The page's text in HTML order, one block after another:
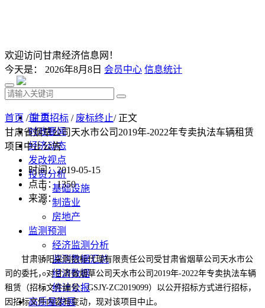
欢迎访问甘肃经济信息网！
今天是： 2026年8月8日 会员中心 信息统计
首 页
时政要闻
经济动态
发改视点
投资分析
基础设施
制造业
房地产
监测预测
经济监测分析
监测数据汇总
经济数据
统计公报
高质量发展
首页 /甘肃招标 / 废标终止/ 正文
甘肃省烟草公司天水市公司2019年-2022年专卖执法车辆租赁
项目中止公告
时间：2019-05-15
点击：1350
来源：
甘肃骄阳采购招标代理有限责任公司受甘肃省烟草公司天水市公
司的委托，对甘肃省烟草公司天水市公司 2019年-2022年专卖执法车辆
租赁（招标文件编号：GSJY-ZC2019099）以公开招标方式进行招标，
因招标文件内容有变动，现对该项目中止。